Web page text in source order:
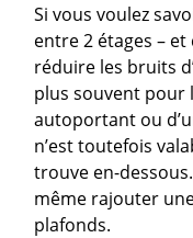
Si vous voulez
entre 2 étages –
réduire les bruits
plus souvent pour
autoportant ou
n’est toutefois
trouve en-
même rajouter
plafonds.